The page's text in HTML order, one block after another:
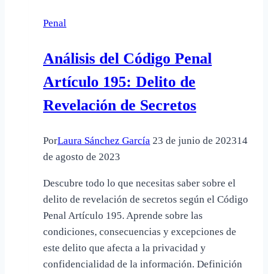
clave
por
Eduardo
López
Penal
Análisis del Código Penal
Artículo 195: Delito de
Revelación de Secretos
PorLaura Sánchez García 23 de junio de 202314
de agosto de 2023
Descubre todo lo que necesitas saber sobre el
delito de revelación de secretos según el Código
Penal Artículo 195. Aprende sobre las
condiciones, consecuencias y excepciones de
este delito que afecta a la privacidad y
confidencialidad de la información. Definición